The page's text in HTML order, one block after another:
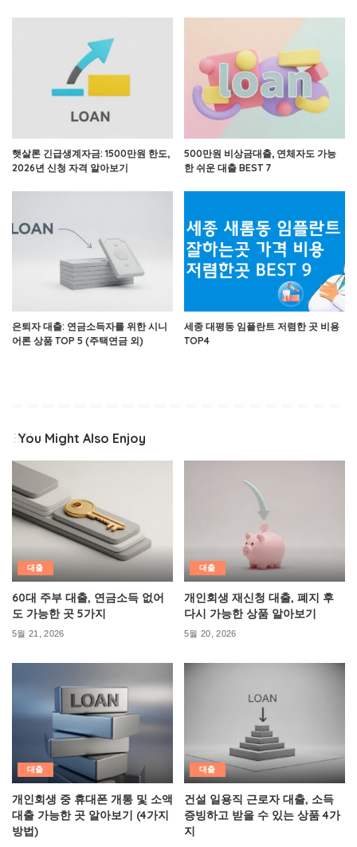
햇살론 긴급생계자금: 1500만원 한도,
2026년 신청 자격 알아보기
500만원 비상금대출, 연체자도 가능
한 쉬운 대출 BEST 7
은퇴자 대출: 연금소득자를 위한 시니
어론 상품 TOP 5 (주택연금 외)
세종 대평동 임플란트 저렴한 곳 비용
TOP4
You Might Also Enjoy
대출
60대 주부 대출, 연금소득 없어
도 가능한 곳 5가지
5월 21, 2026
대출
개인회생 재신청 대출, 폐지 후
다시 가능한 상품 알아보기
5월 20, 2026
대출
개인회생 중 휴대폰 개통 및 소액
대출 가능한 곳 알아보기 (4가지
방법)
대출
건설 일용직 근로자 대출, 소득
증빙하고 받을 수 있는 상품 4가
지